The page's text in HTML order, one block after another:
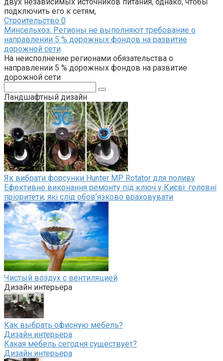
подключить его к сетям,
Строительство 0
Минсельхоз: Регионы не выполняют требование о
направлении 5 % дорожных фондов на развитие
дорожной сети
На неисполнение регионами обязательства о
направлении 5 % дорожных фондов на развитие
дорожной сети
Ландшафтный дизайн
Як вибрати форсунки Hunter MP Rotator для поливу
Ефективне виконання ремонту під ключ у Києві: головні
пріоритети, які слід обов’язково враховувати
Чистый воздух с вентиляцией
Дизайн интерьера
Как выбрать офисную мебель?
Дизайн интерьера
Какая мебель сегодня существует?
Дизайн интерьера